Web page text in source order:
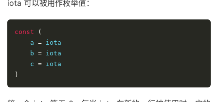
iota 可以被用作枚举值：
const
(
    a
= iota
    b
= iota
    c
=
)